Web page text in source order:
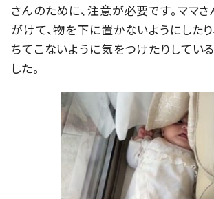
さんのために、注意が必要です。ママ
がけて、物を下に置かないようにした
ちてこないように気をつけたりしてい
した。